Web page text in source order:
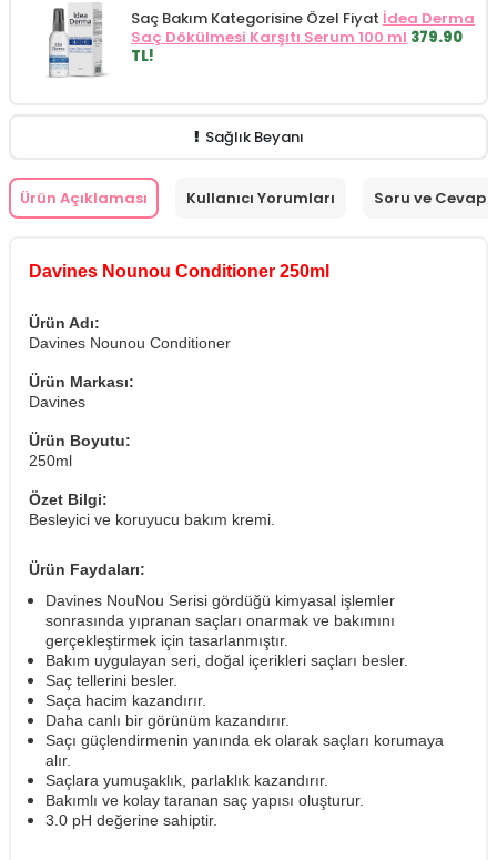
Saç Bakım Kategorisine Özel Fiyat İdea Derma
Saç Dökülmesi Karşıtı Serum 100 ml 379.90
TL!
Sağlık Beyanı
Ürün Açıklaması Kullanıcı Yorumları Soru ve Cevap
Davines Nounou Conditioner 250ml
Ürün Adı:
Davines Nounou Conditioner
Ürün Markası:
Davines
Ürün Boyutu:
250ml
Özet Bilgi:
Besleyici ve koruyucu bakım kremi.
Ürün Faydaları:
Davines NouNou Serisi gördüğü kimyasal işlemler
sonrasında yıpranan saçları onarmak ve bakımını
gerçekleştirmek için tasarlanmıştır.
Bakım uygulayan seri, doğal içerikleri saçları besler.
Saç tellerini besler.
Saça hacim kazandırır.
Daha canlı bir görünüm kazandırır.
Saçı güçlendirmenin yanında ek olarak saçları korumaya
alır.
Saçlara yumuşaklık, parlaklık kazandırır.
Bakımlı ve kolay taranan saç yapısı oluşturur.
3.0 pH değerine sahiptir.